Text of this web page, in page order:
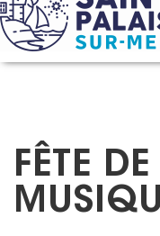
Panneau de gestion
Accueil Agenda
FÊTE